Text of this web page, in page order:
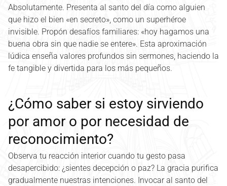
Absolutamente. Presenta al santo del día como alguien
que hizo el bien «en secreto», como un superhéroe
invisible. Propón desafíos familiares: «hoy hagamos una
buena obra sin que nadie se entere». Esta aproximación
lúdica enseña valores profundos sin sermones, haciendo la
fe tangible y divertida para los más pequeños.
¿Cómo saber si estoy sirviendo
por amor o por necesidad de
reconocimiento?
Observa tu reacción interior cuando tu gesto pasa
desapercibido: ¿sientes decepción o paz? La gracia purifica
gradualmente nuestras intenciones. Invocar al santo del